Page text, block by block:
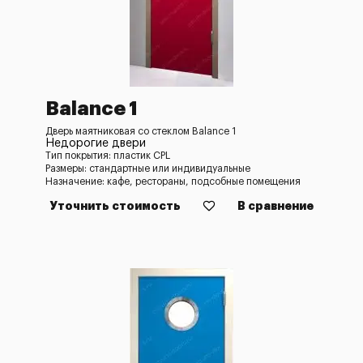
Balance 1
Дверь маятниковая со стеклом Balance 1
Недорогие двери
Тип покрытия: пластик CPL
Размеры: стандартные или индивидуальные
Назначение: кафе, рестораны, подсобные помещения
Уточнить стоимость В сравнение